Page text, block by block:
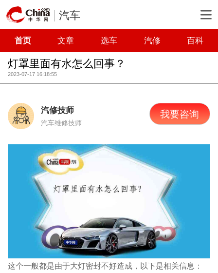
汽车
首页 文章 选车 汽修 百科
灯罩里面有水怎么回事？
2023-07-17 16:18:55
汽修技师
汽车维修技师
我要咨询
这个一般都是由于大灯密封不好造成，以下是相关信息：